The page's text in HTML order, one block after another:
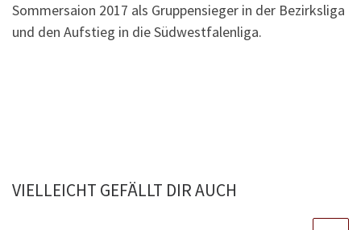
Sommersaion 2017 als Gruppensieger in der Bezirksliga
und den Aufstieg in die Südwestfalenliga.
VIELLEICHT GEFÄLLT DIR AUCH